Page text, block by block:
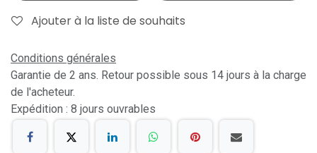
Ajouter à la liste de souhaits
Conditions générales
Garantie de 2 ans. Retour possible sous 14 jours à la charge
de l'acheteur.
Expédition : 8 jours ouvrables